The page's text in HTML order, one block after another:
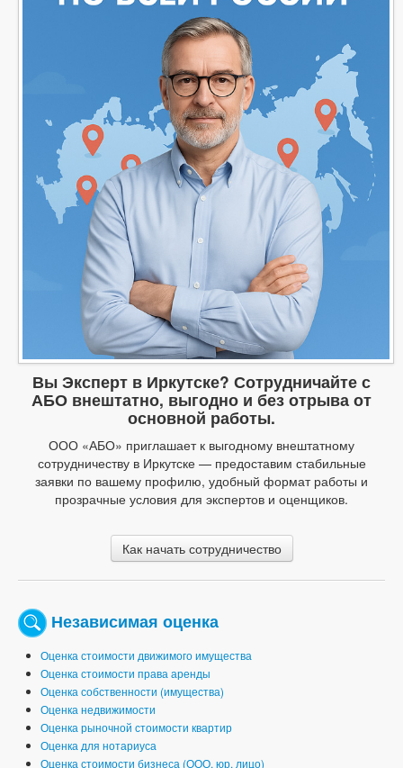
Вы Эксперт в Иркутске? Сотрудничайте с
АБО внештатно, выгодно и без отрыва от
основной работы.
ООО «АБО» приглашает к выгодному внештатному
сотрудничеству в Иркутске — предоставим стабильные
заявки по вашему профилю, удобный формат работы и
прозрачные условия для экспертов и оценщиков.
Как начать сотрудничество
Независимая оценка
Оценка стоимости движимого имущества
Оценка стоимости права аренды
Оценка собственности (имущества)
Оценка недвижимости
Оценка рыночной стоимости квартир
Оценка для нотариуса
Оценка стоимости бизнеса (ООО, юр. лицо)